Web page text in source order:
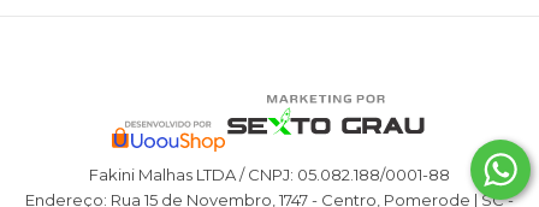
Fakini Malhas LTDA / CNPJ: 05.082.188/0001-88
Endereço: Rua 15 de Novembro, 1747 - Centro, Pomerode | SC -